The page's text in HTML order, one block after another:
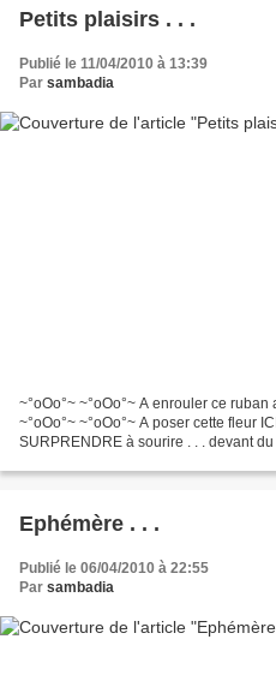
Petits plaisirs . . .
Publié le 11/04/2010 à 13:39
Par sambadia
~°oOo°~ ~°oOo°~ A enrouler ce
~°oOo°~ ~°oOo°~ A poser cette fleur
SURPRENDRE à sourire . . . devant
Ephémère . . .
Publié le 06/04/2010 à 22:55
Par sambadia